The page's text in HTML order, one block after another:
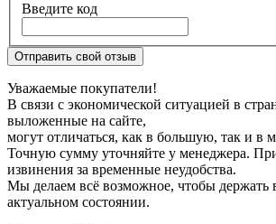
Введите код
Отправить свой отзыв
Уважаемые покупатели!
В связи с экономической ситуацией в
выложенные на сайте,
могут отличаться, как в большую, так и в
Точную сумму уточняйте у менеджера.
извинения за временные неудобства.
Мы делаем всё возможное, чтобы держать
актуальном состоянии.